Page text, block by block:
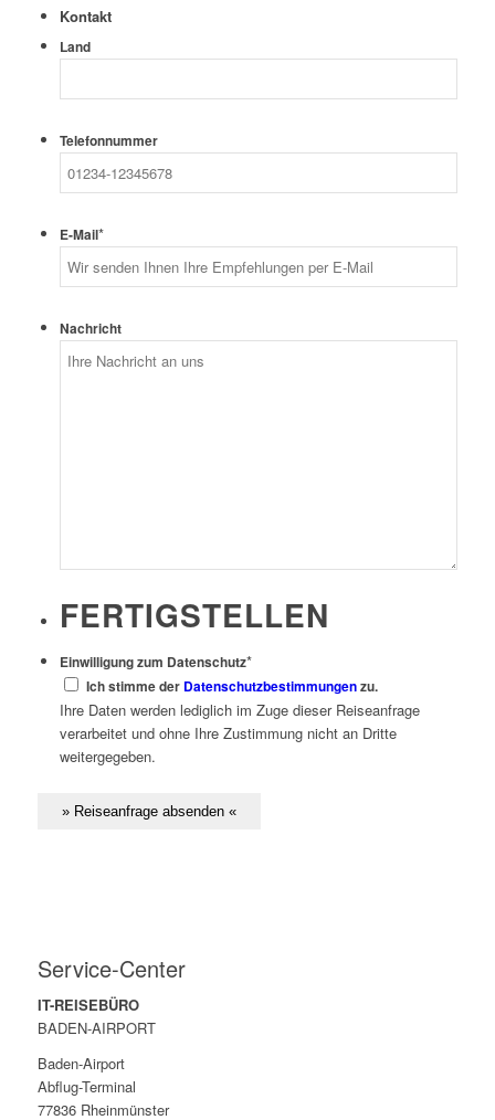
Kontakt
Land
Telefonnummer
E-Mail*
Nachricht
FERTIGSTELLEN
Einwilligung zum Datenschutz*
Ich stimme der Datenschutzbestimmungenzu.
Ihre Daten werden lediglich im Zuge dieser Reiseanfrage
verarbeitet und ohne Ihre Zustimmung nicht an Dritte
weitergegeben.
Service-Center
IT-REISEBÜRO
BADEN-AIRPORT
Baden-Airport
Abflug-Terminal
77836 Rheinmünster